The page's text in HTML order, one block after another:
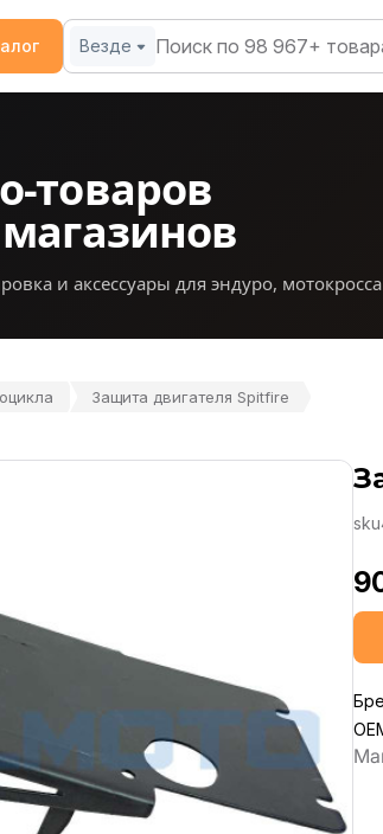
Везде
товаров
и аксессуары для эндуро,
Защита двигателя Spitfire